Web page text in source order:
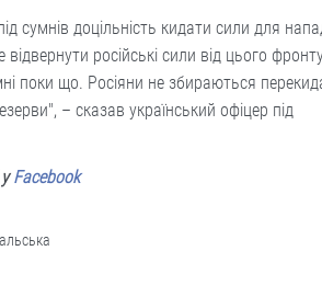
сумнів доцільність кидати сили для
російські сили від цього
поки що. Росіяни не збираються
– сказав український офіцер під
Facebook